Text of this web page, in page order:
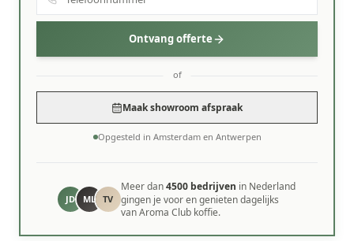
Ontvang offerte
of
Maak showroom afspraak
Opgesteld in Amsterdam en Antwerpen
JD ML TV
Meer dan4500 bedrijven in Nederland
gingen je voor en genieten dagelijks
van Aroma Club koffie.